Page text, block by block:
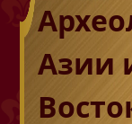
Азии